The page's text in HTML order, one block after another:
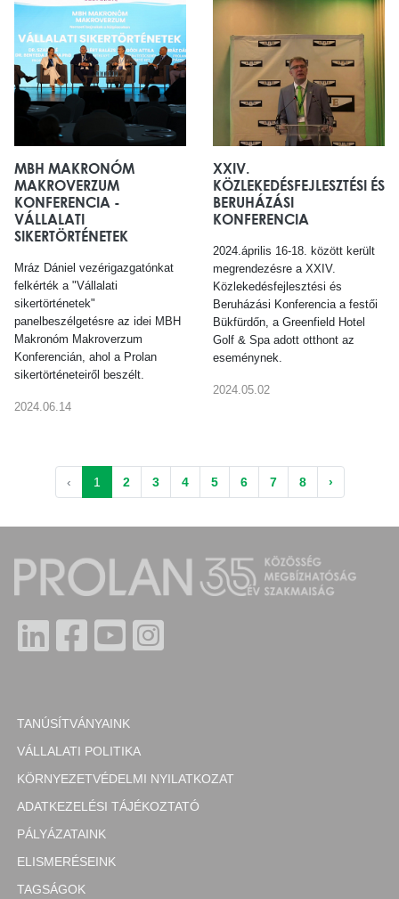
MBH MAKRONÓM
MAKROVERZUM
KONFERENCIA -
VÁLLALATI
SIKERTÖRTÉNETEK
Mráz Dániel vezérigazgatónkat
felkérték a "Vállalati
sikertörténetek"
panelbeszélgetésre az idei MBH
Makronóm Makroverzum
Konferencián, ahol a Prolan
sikertörténeteiről beszélt.
2024.06.14
XXIV.
KÖZLEKEDÉSFEJLESZTÉSI ÉS
BERUHÁZÁSI
KONFERENCIA
2024.április 16-18. között került
megrendezésre a XXIV.
Közlekedésfejlesztési és
Beruházási Konferencia a festői
Bükfürdőn, a Greenfield Hotel
Golf & Spa adott otthont az
eseménynek.
2024.05.02
‹ 1 2 3 4 5 6 7 8 ›
TANÚSÍTVÁNYAINK
VÁLLALATI POLITIKA
KÖRNYEZETVÉDELMI NYILATKOZAT
ADATKEZELÉSI TÁJÉKOZTATÓ
PÁLYÁZATAINK
ELISMERÉSEINK
TAGSÁGOK